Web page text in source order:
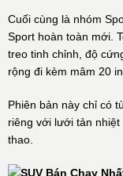
Cuối cùng là nhóm
Sport hoàn toàn mới.
treo tinh chỉnh, độ
rộng đi kèm mâm 20
Phiên bản này chỉ có
riêng với lưới tản
thao.